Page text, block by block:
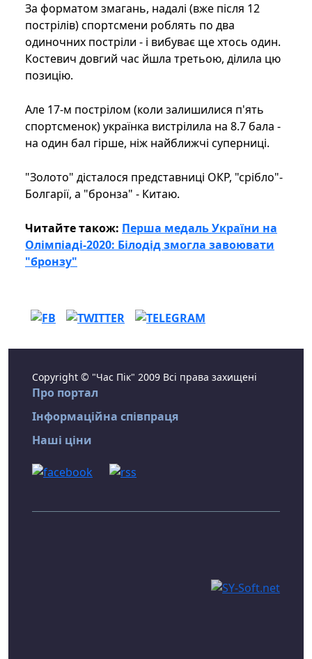
За форматом змагань, надалі (вже після 12
пострілів) спортсмени роблять по два
одиночних постріли - і вибуває ще хтось один.
Костевич довгий час йшла третьою, ділила цю
позицію.
Але 17-м пострілом (коли залишилися п'ять
спортсменок) українка вистрілила на 8.7 бала -
на один бал гірше, ніж найближчі суперниці.
"Золото" дісталося представниці ОКР, "срібло"-
Болгарії, а "бронза" - Китаю.
Читайте також: Перша медаль України на
Олімпіаді-2020: Білодід змогла завоювати
"бронзу"
Copyright © "Час Пік" 2009 Всі права захищені
Про портал
Інформаційна співпраця
Наші ціни